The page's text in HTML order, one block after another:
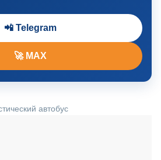
📲 Telegram
🚀 MAX
автобус